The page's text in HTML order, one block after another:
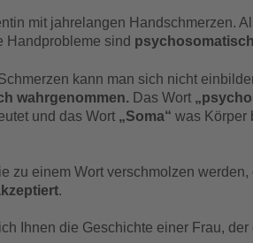
mit jahrelangen Handschmerzen.
Handprobleme sind psychosomatisch
kann man sich nicht
wahrgenommen. Das Wort
und das Wort „Soma“ was Körper
zu einem Wort verschmolzen
.
Ihnen die Geschichte einer Frau,